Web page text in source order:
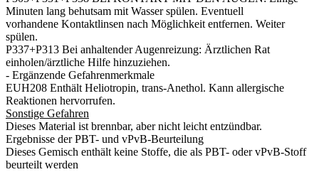
Minuten lang behutsam mit Wasser spülen. Eventuell
vorhandene Kontaktlinsen nach Möglichkeit entfernen. Weiter
spülen.
P337+P313 Bei anhaltender Augenreizung: Ärztlichen Rat
einholen/ärztliche Hilfe hinzuziehen.
- Ergänzende Gefahrenmerkmale
EUH208 Enthält Heliotropin, trans-Anethol. Kann allergische
Reaktionen hervorrufen.
Sonstige Gefahren
Dieses Material ist brennbar, aber nicht leicht entzündbar.
Ergebnisse der PBT- und vPvB-Beurteilung
Dieses Gemisch enthält keine Stoffe, die als PBT- oder vPvB-Stoff
beurteilt werden